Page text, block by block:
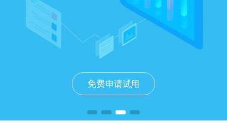
免费申请试用
免费申请试用
免费申请试用
免费申请试用